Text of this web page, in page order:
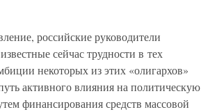
российские руководители
сейчас трудности в тех
некоторых из этих «олигархов»
активного влияния на политическую
финансирования средств массовой